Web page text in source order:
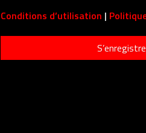
Conditions d’utilisation |